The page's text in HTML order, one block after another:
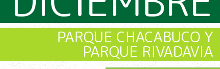
PARQUE CHACABUCO Y
PARQUE RIVADAVIA